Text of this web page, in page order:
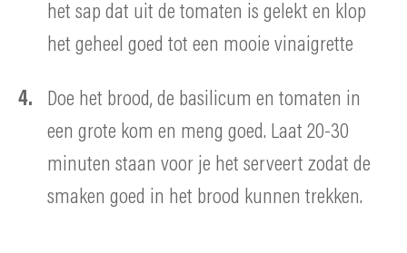
het sap dat uit de tomaten is gelekt en klop
het geheel goed tot een mooie vinaigrette
Doe het brood, de basilicum en tomaten in
een grote kom en meng goed. Laat 20-30
minuten staan voor je het serveert zodat de
smaken goed in het brood kunnen trekken.